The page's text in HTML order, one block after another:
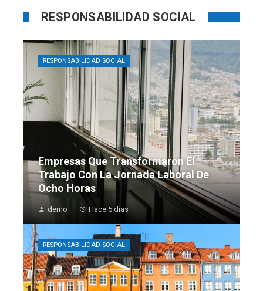
RESPONSABILIDAD SOCIAL
RESPONSABILIDAD SOCIAL
Empresas Que Transformaron El
Trabajo Con La Jornada Laboral De
Ocho Horas
demo Hace 5 días
RESPONSABILIDAD SOCIAL